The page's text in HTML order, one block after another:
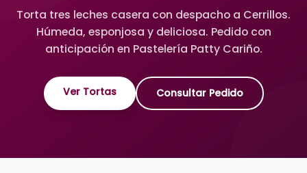
Torta tres leches casera con despacho a Cerrillos.
Húmeda, esponjosa y deliciosa. Pedido con
anticipación en Pastelería Patty Cariño.
Ver Tortas Consultar Pedido